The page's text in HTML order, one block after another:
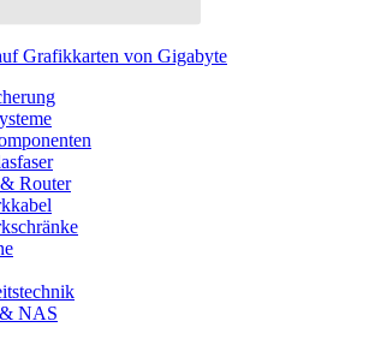
Grafikkarten von Gigabyte
Router
NAS